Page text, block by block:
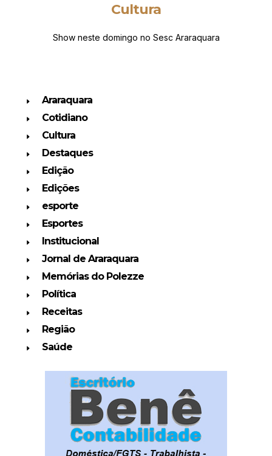
Cultura
Show neste domingo no Sesc Araraquara
Araraquara
Cotidiano
Cultura
Destaques
Edição
Edições
esporte
Esportes
Institucional
Jornal de Araraquara
Memórias do Polezze
Política
Receitas
Região
Saúde